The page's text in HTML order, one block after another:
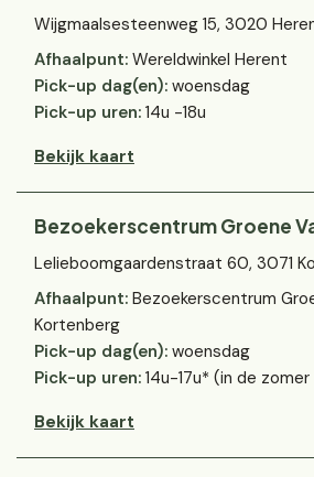
Wijgmaalsesteenweg 15, 3020
Afhaalpunt: Wereldwinkel Herent
Pick-up dag(en): woensdag
Pick-up uren: 14u -18u
Bekijk kaart
Bezoekerscentrum Groene
Lelieboomgaardenstraat 60, 3071
Afhaalpunt: Bezoekerscentrum
Kortenberg
Pick-up dag(en): woensdag
Pick-up uren: 14u-17u* (in de
Bekijk kaart